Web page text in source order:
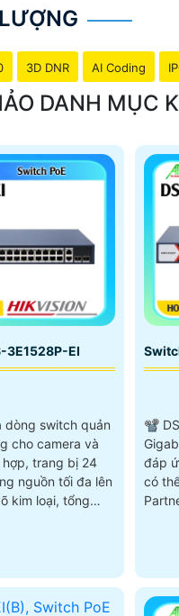
3D DNR AI Coding
DANH MỤC
3E1528P-EI
switch quản
cho camera và
trang bị 24
nguồn tối đa lên
kim loại, tổng
📽
đáp
có